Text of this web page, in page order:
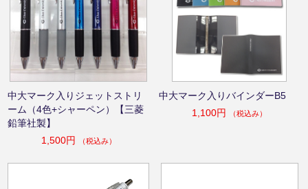
中大マーク入りジェットストリ
ーム（4色+シャーペン）【三菱
鉛筆社製】
1,500円
（税込み）
中大マーク入りバインダーB5
1,100円
（税込み）